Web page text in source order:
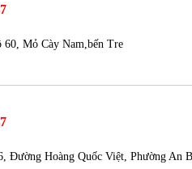
60, Mỏ Cày Nam,bến Tre
Đường Hoàng Quốc Việt, Phường An